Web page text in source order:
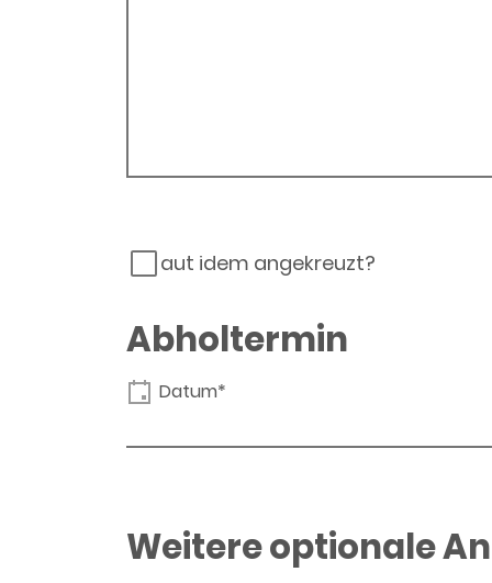
aut idem angekreuzt?
Abholtermin
Datum*
Weitere optionale